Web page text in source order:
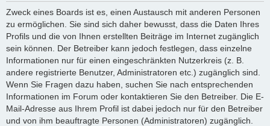
Zweck eines Boards ist es, einen Austausch mit anderen Personen
zu ermöglichen. Sie sind sich daher bewusst, dass die Daten Ihres
Profils und die von Ihnen erstellten Beiträge im Internet zugänglich
sein können. Der Betreiber kann jedoch festlegen, dass einzelne
Informationen nur für einen eingeschränkten Nutzerkreis (z. B.
andere registrierte Benutzer, Administratoren etc.) zugänglich sind.
Wenn Sie Fragen dazu haben, suchen Sie nach entsprechenden
Informationen im Forum oder kontaktieren Sie den Betreiber. Die E-
Mail-Adresse aus Ihrem Profil ist dabei jedoch nur für den Betreiber
und von ihm beauftragte Personen (Administratoren) zugänglich.